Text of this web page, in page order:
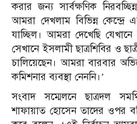
করার জন্য সার্বক্ষণিক
আমরা দেখলাম বিভিন্ন কেন্দ্রে
যাচ্ছিল। আমরা দেখেছি যেখানে
সেখানে ইসলামী ছাত্রশিবির ও
চালিয়েছেন। আমরা বারবার
কমিশনার ব্যবস্থা নেননি।’
সংবাদ সম্মেলনে ছাত্রদল
শাফায়াত হোসেন তাদের ওপর